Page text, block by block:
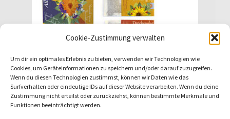
Cookie-Zustimmung verwalten
Um dir ein optimales Erlebnis zu bieten, verwenden wir Technologien wie
Cookies, um Geräteinformationen zu speichern und/oder darauf zuzugreifen.
Wenn du diesen Technologien zustimmst, können wir Daten wie das
Surfverhalten oder eindeutige IDs auf dieser Website verarbeiten. Wenn du deine
Zustimmung nicht erteilst oder zurückziehst, können bestimmte Merkmale und
Funktionen beeinträchtigt werden.Kannenbeutel Allerleikraut